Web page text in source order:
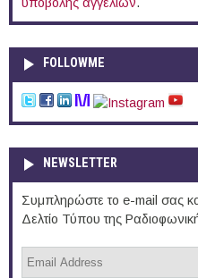
FOLLOWME
NEWSLETTER
Συμπληρώστε το e-mail σας
Δελτίο Τύπου της